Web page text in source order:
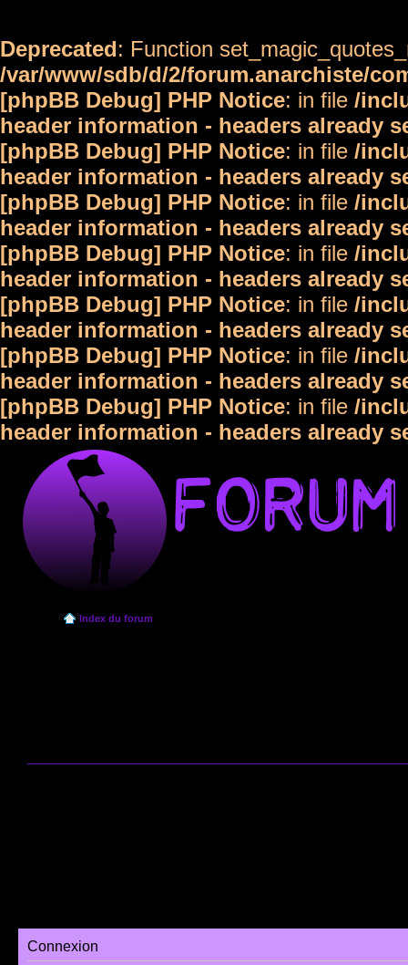
Deprecated: Function
/var/www/sdb/d/2/forum.anarchiste/
[phpBB Debug] PHP Notice: in file /
header information - headers already
[phpBB Debug] PHP Notice: in file /
header information - headers already
[phpBB Debug] PHP Notice: in file /
header information - headers already
[phpBB Debug] PHP Notice: in file /
header information - headers already
[phpBB Debug] PHP Notice: in file /
header information - headers already
[phpBB Debug] PHP Notice: in file /
header information - headers already
[phpBB Debug] PHP Notice: in file /
header information - headers already
Index du forum
Connexion